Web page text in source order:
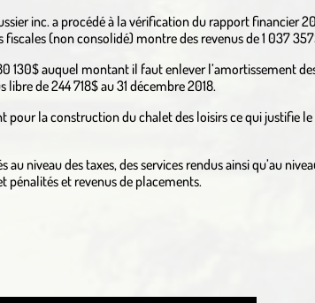
inc. a procédé à la vérification du rapport financier
(non consolidé) montre des revenus de 1 037
130$ auquel montant il faut enlever l’amortissement
de 244 718$ au 31 décembre 2018.
pour la construction du chalet des loisirs ce qui justifie le
niveau des taxes, des services rendus ainsi qu’au
pénalités et revenus de placements.